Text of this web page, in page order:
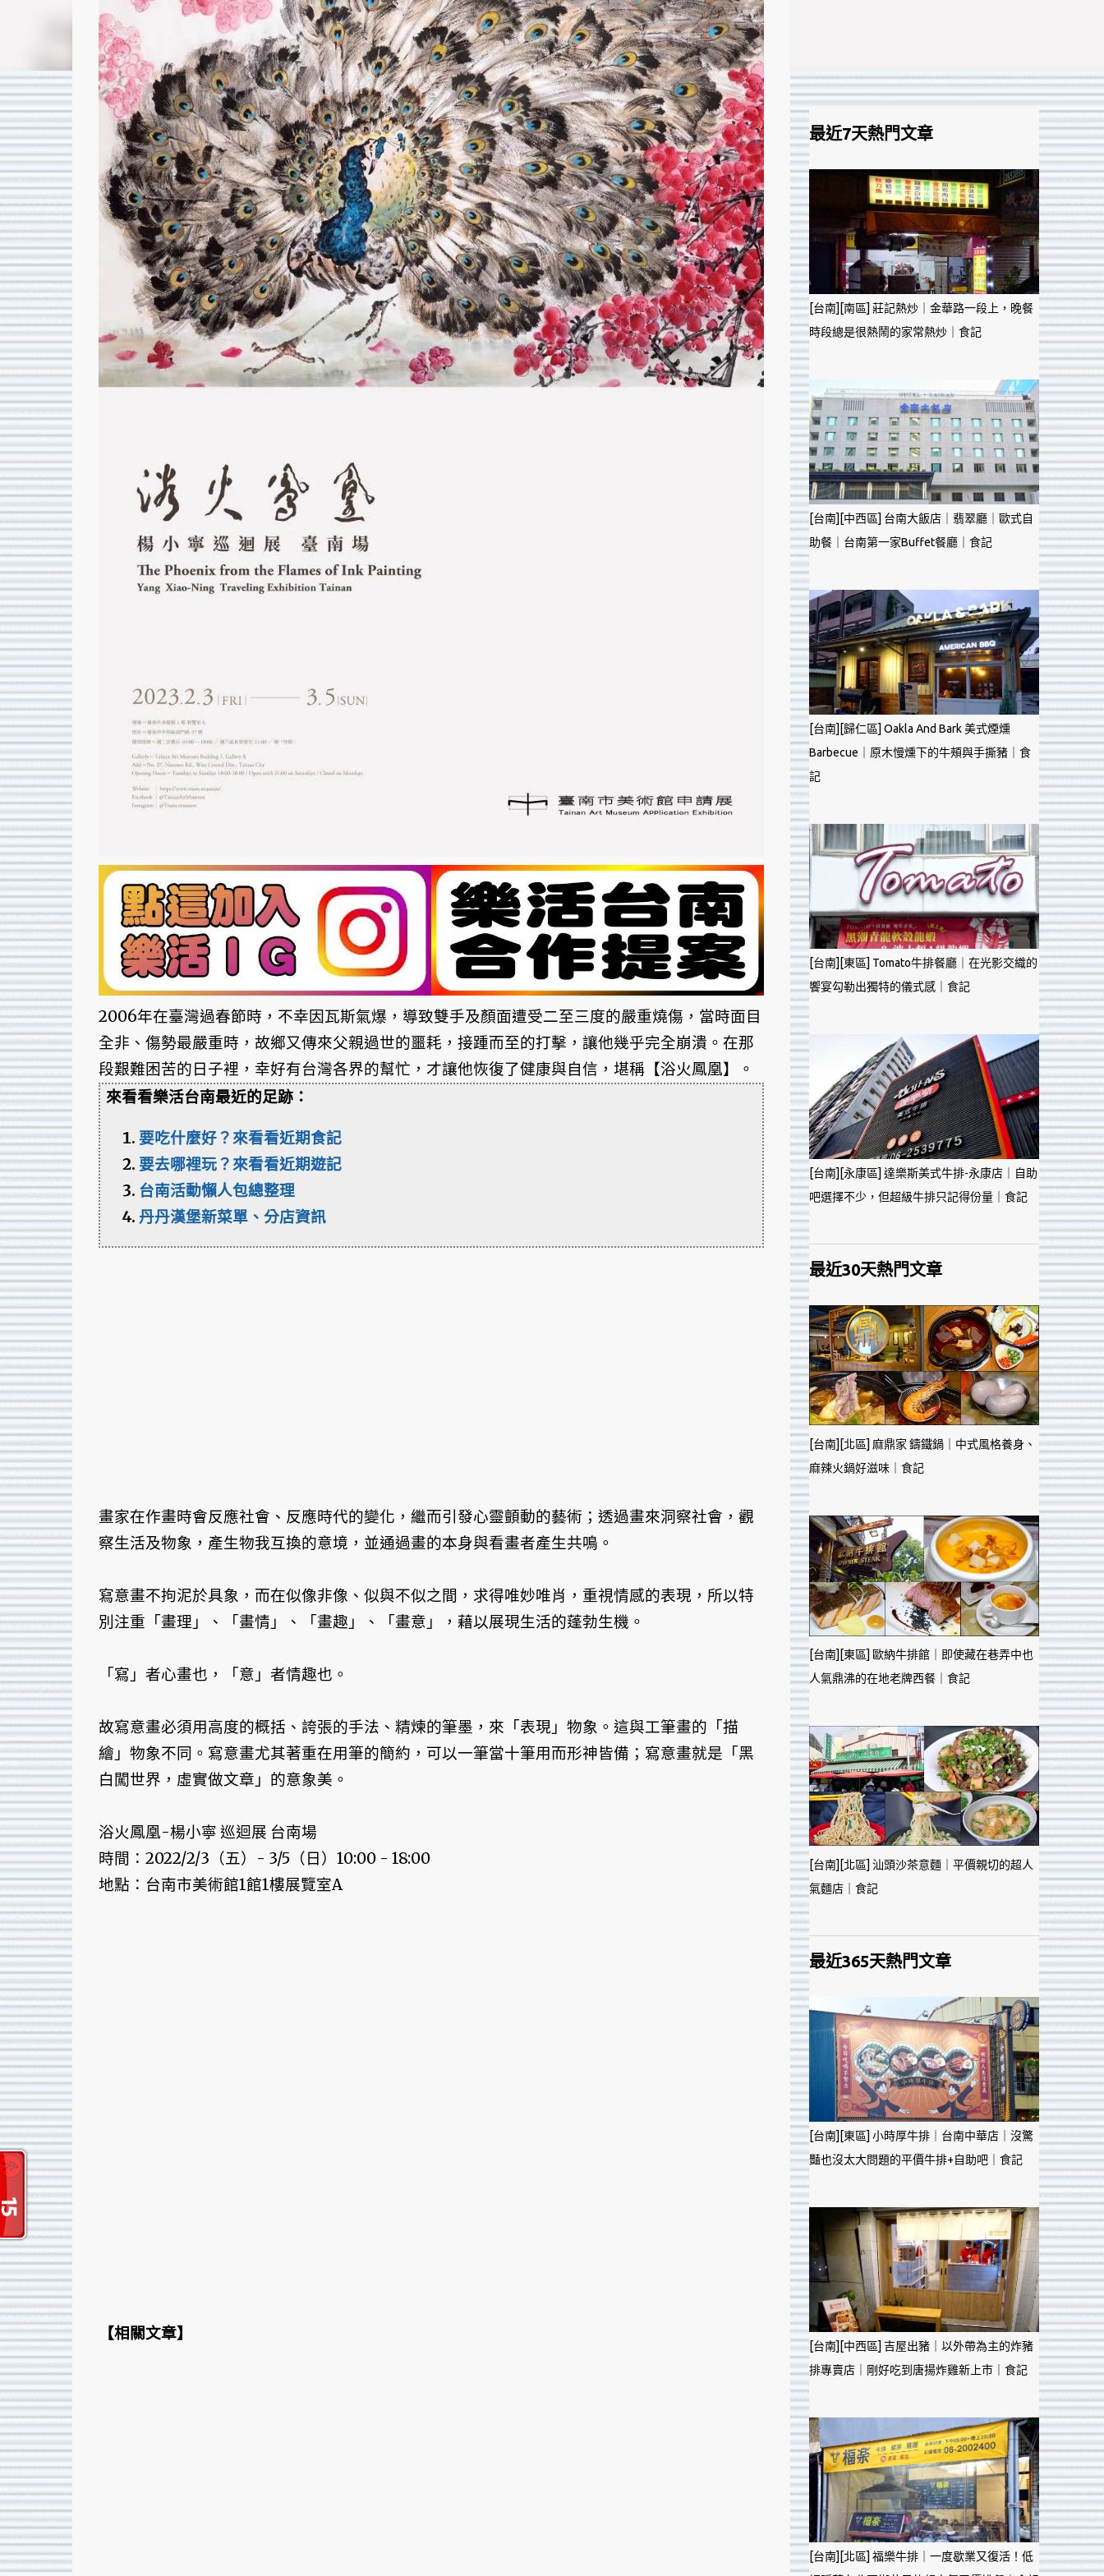
2006年在臺灣過春節時，不幸因瓦斯氣爆，導致雙手及顏面遭受二至三度的嚴重燒傷，當時面目
全非、傷勢最嚴重時，故鄉又傳來父親過世的噩耗，接踵而至的打擊，讓他幾乎完全崩潰。在那
段艱難困苦的日子裡，幸好有台灣各界的幫忙，才讓他恢復了健康與自信，堪稱【浴火鳳凰】。
來看看樂活台南最近的足跡：
要吃什麼好？來看看近期食記
要去哪裡玩？來看看近期遊記
台南活動懶人包總整理
丹丹漢堡新菜單、分店資訊
畫家在作畫時會反應社會、反應時代的變化，繼而引發心靈顫動的藝術；透過畫來洞察社會，觀
察生活及物象，產生物我互換的意境，並通過畫的本身與看畫者產生共鳴。
寫意畫不拘泥於具象，而在似像非像、似與不似之間，求得唯妙唯肖，重視情感的表現，所以特
別注重「畫理」、「畫情」、「畫趣」、「畫意」，藉以展現生活的蓬勃生機。
「寫」者心畫也，「意」者情趣也。
故寫意畫必須用高度的概括、誇張的手法、精煉的筆墨，來「表現」物象。這與工筆畫的「描
繪」物象不同。寫意畫尤其著重在用筆的簡約，可以一筆當十筆用而形神皆備；寫意畫就是「黑
白闖世界，虛實做文章」的意象美。
浴火鳳凰-楊小寧 巡迴展 台南場
時間：2022/2/3（五）- 3/5（日）10:00 - 18:00
地點：台南市美術館1館1樓展覽室A
【相關文章】
最近7天熱門文章
[台南][南區] 莊記熱炒｜金華路一段上，晚餐
時段總是很熱鬧的家常熱炒｜食記
[台南][中西區] 台南大飯店｜翡翠廳｜歐式自
助餐｜台南第一家Buffet餐廳｜食記
[台南][歸仁區] Oakla And Bark 美式煙燻
Barbecue｜原木慢燻下的牛頰與手撕豬｜食
記
[台南][東區] Tomato牛排餐廳｜在光影交織的
饗宴勾勒出獨特的儀式感｜食記
[台南][永康區] 達樂斯美式牛排-永康店｜自助
吧選擇不少，但超級牛排只記得份量｜食記
最近30天熱門文章
[台南][北區] 麻鼎家 鑄鐵鍋｜中式風格養身、
麻辣火鍋好滋味｜食記
[台南][東區] 歐納牛排館｜即使藏在巷弄中也
人氣鼎沸的在地老牌西餐｜食記
[台南][北區] 汕頭沙茶意麵｜平價親切的超人
氣麵店｜食記
最近365天熱門文章
[台南][東區] 小時厚牛排｜台南中華店｜沒驚
豔也沒太大問題的平價牛排+自助吧｜食記
[台南][中西區] 吉屋出豬｜以外帶為主的炸豬
排專賣店｜剛好吃到唐揚炸雞新上市｜食記
[台南][北區] 福樂牛排｜一度歇業又復活！低